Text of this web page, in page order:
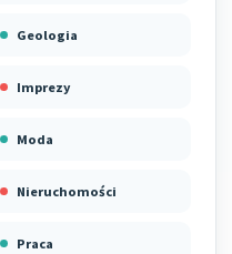
Geologia
Imprezy
Moda
Nieruchomości
Praca